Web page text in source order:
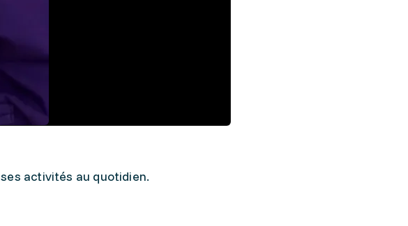
activités au quotidien.